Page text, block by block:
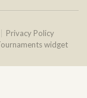
Privacy Policy
widget